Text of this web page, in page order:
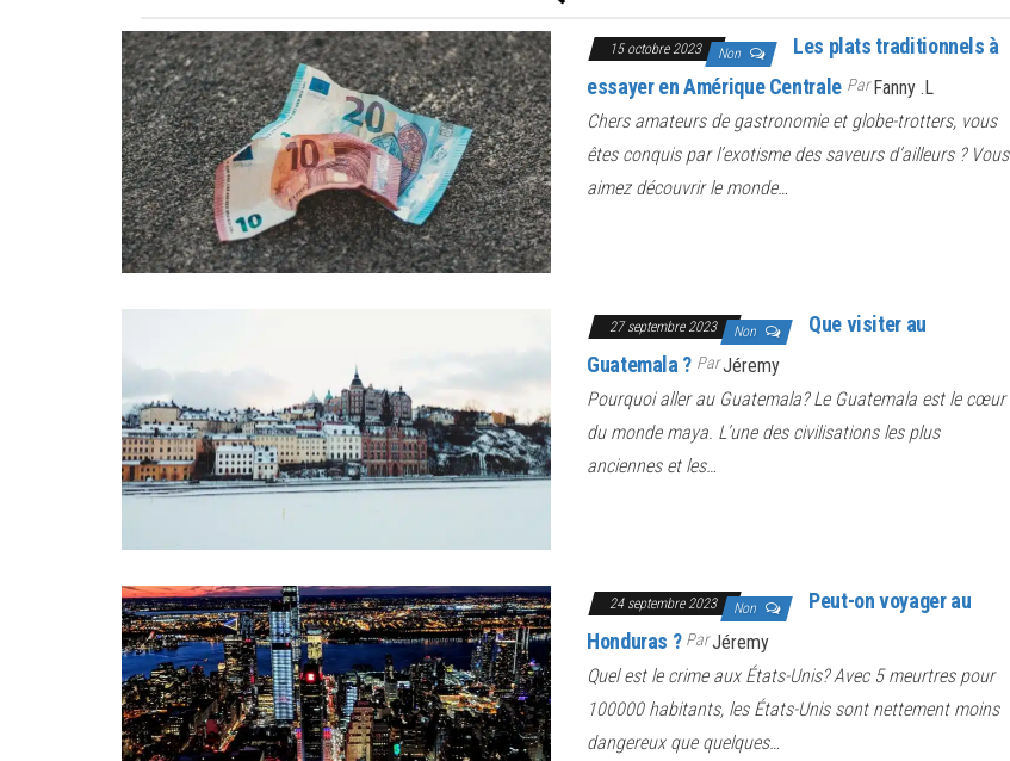
15 octobre 2023 Non
Les plats traditionnels à
essayer en Amérique Centrale ParFanny .L
Chers amateurs de gastronomie et globe-trotters, vous
êtes conquis par l’exotisme des saveurs d’ailleurs ? Vous
aimez découvrir le monde…
27 septembre 2023 Non
Que visiter au
Guatemala ? ParJéremy
Pourquoi aller au Guatemala? Le Guatemala est le cœur
du monde maya. L’une des civilisations les plus
anciennes et les…
24 septembre 2023 Non
Peut-on voyager au
Honduras ? ParJéremy
Quel est le crime aux États-Unis? Avec 5 meurtres pour
100000 habitants, les États-Unis sont nettement moins
dangereux que quelques…